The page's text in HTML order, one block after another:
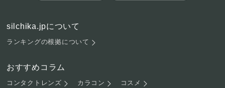
silchika.jpについて
ランキングの根拠について
おすすめコラム
コンタクトレンズ カラコン コスメ